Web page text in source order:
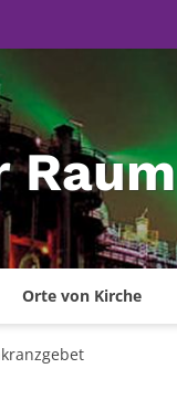
Orte von Kirche